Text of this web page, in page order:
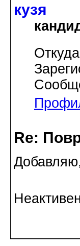
кузя
Re:
Неактивен